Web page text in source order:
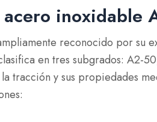
inoxidable
reconocido por su
en tres subgrados: A2-
tracción y sus propiedades